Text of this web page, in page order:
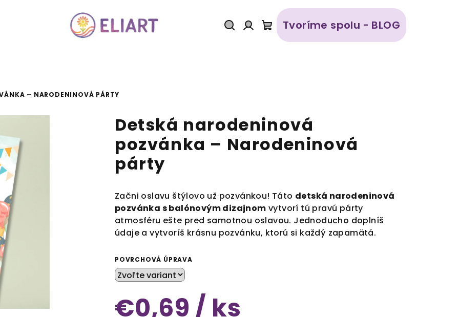
Prihlásenie
Nákupný
Tvoríme spolu - BLOG
– NARODENINOVÁ PÁRTY
Detská narodeninová
pozvánka – Narodeninová
párty
Začni oslavu štýlovo už pozvánkou! Táto detská narodeninová
pozvánka s balónovým dizajnom vytvorí tú pravú párty
atmosféru ešte pred samotnou oslavou. Jednoducho doplníš
údaje a vytvoríš krásnu pozvánku, ktorú si každý zapamätá.
POVRCHOVÁ ÚPRAVA
€0,69 / ks